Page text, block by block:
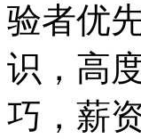
验者优
识，高
巧，薪